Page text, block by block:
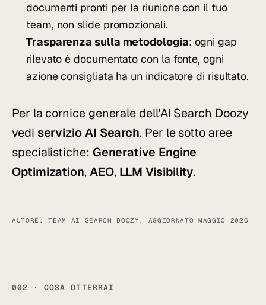
documenti pronti per la riunione con il tuo
team, non slide promozionali.
Trasparenza sulla metodologia: ogni gap
rilevato è documentato con la fonte, ogni
azione consigliata ha un indicatore di risultato.
Per la cornice generale dell'AI Search Doozy
vedi servizio AI Search. Per le sotto aree
specialistiche: Generative Engine
Optimization,AEO, LLM Visibility.
AUTORE: TEAM AI SEARCH DOOZY, AGGIORNATO MAGGIO 2026
002 · COSA OTTERRAI